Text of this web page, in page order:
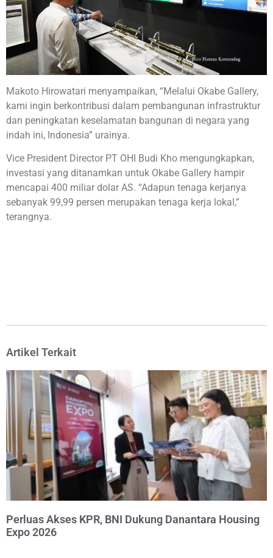
Makoto Hirowatari menyampaikan, “Melalui Okabe Gallery,
kami ingin berkontribusi dalam pembangunan infrastruktur
dan peningkatan keselamatan bangunan di negara yang
indah ini, Indonesia” urainya.
Vice President Director PT OHI Budi Kho mengungkapkan,
investasi yang ditanamkan untuk Okabe Gallery hampir
mencapai 400 miliar dolar AS. “Adapun tenaga kerjanya
sebanyak 99,99 persen merupakan tenaga kerja lokal,”
terangnya.
Artikel Terkait
Perluas Akses KPR, BNI Dukung Danantara Housing
Expo 2026